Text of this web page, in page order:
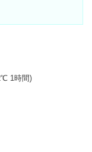
1時間)